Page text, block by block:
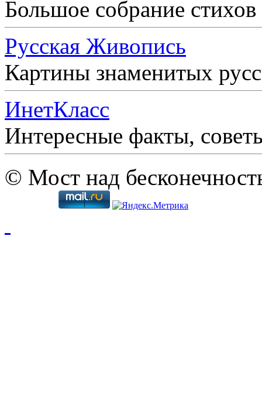
Большое собрание
Русская Живопись
Картины знаменитых
ИнетКласс
Интересные факты,
© Мост над